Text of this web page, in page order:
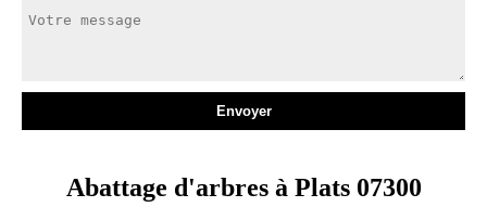
Abattage d'arbres à Plats 07300